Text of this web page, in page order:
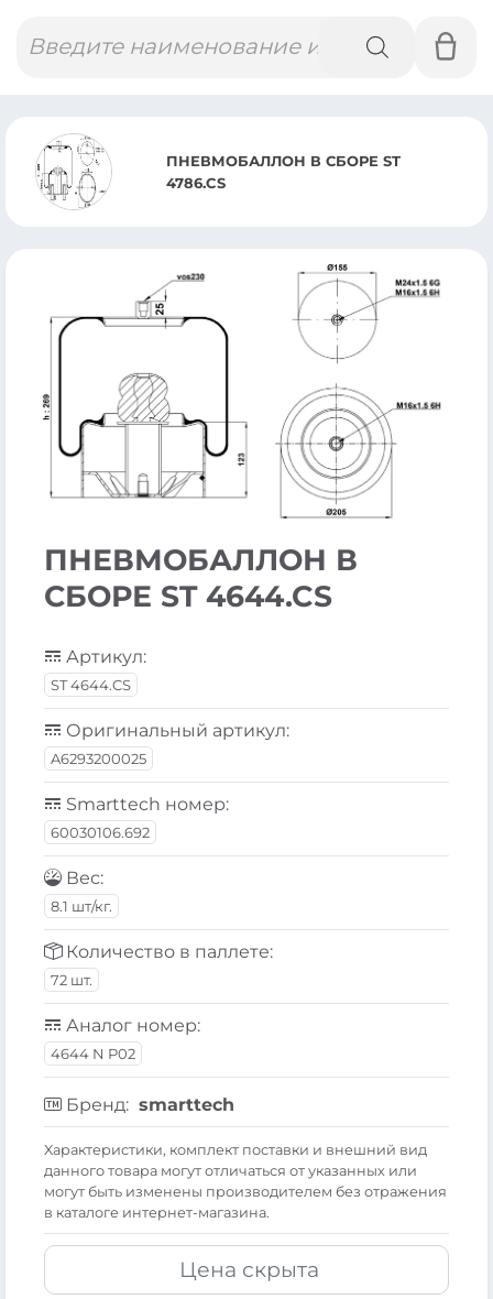
товаров
ПНЕВМОБАЛЛОН В СБОРЕ ST
4786.CS
ПНЕВМОБАЛЛОН В
СБОРЕ ST 4644.CS
Артикул:
ST 4644.CS
Оригинальный артикул:
A6293200025
Smarttech номер:
60030106.692
Вес:
8.1 шт/кг.
Количество в паллете:
72 шт.
Аналог номер:
4644 N P02
Бренд: smarttech
Xарактеристики, комплект поставки и внешний вид
данного товара могут отличаться от указанных или
могут быть изменены производителем без отражения
в каталоге интернет-магазина.
Цена скрыта